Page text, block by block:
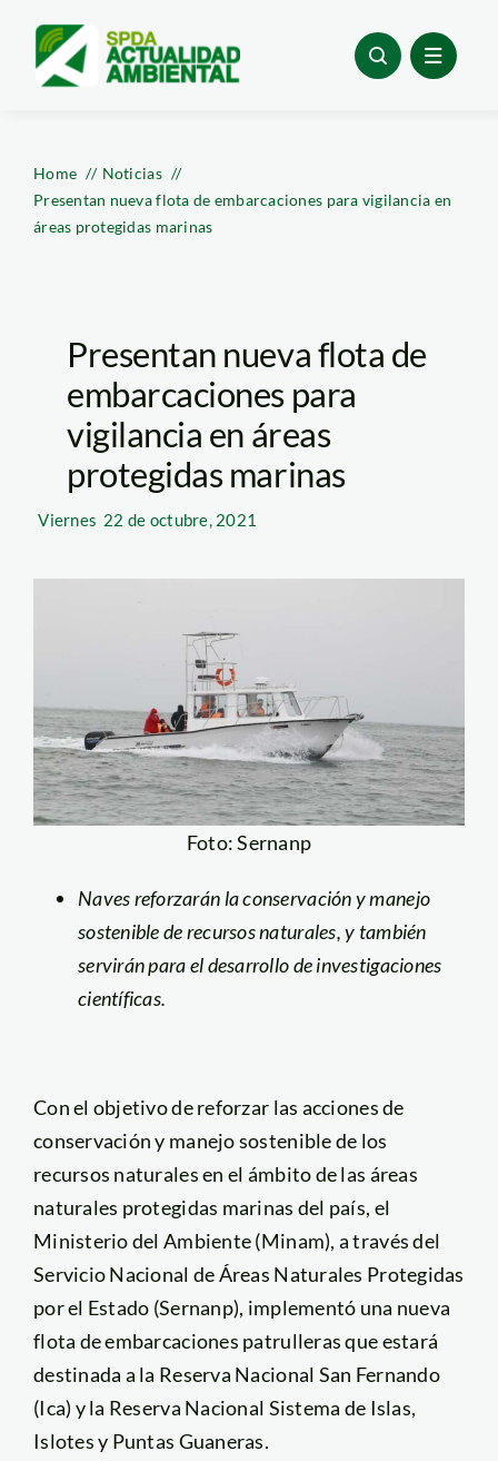
content
Home
Noticias
Presentan nueva flota de embarcaciones para vigilancia en
áreas protegidas marinas
Presentan nueva flota de
embarcaciones para
vigilancia en áreas
protegidas marinas
Viernes 22 de octubre, 2021
Foto: Sernanp
Naves reforzarán la conservación y manejo
sostenible de recursos naturales, y también
servirán para el desarrollo de investigaciones
científicas.
Con el objetivo de reforzar las acciones de
conservación y manejo sostenible de los
recursos naturales en el ámbito de las áreas
naturales protegidas marinas del país, el
Ministerio del Ambiente (Minam), a través del
Servicio Nacional de Áreas Naturales Protegidas
por el Estado (Sernanp), implementó una nueva
flota de embarcaciones patrulleras que estará
destinada a la Reserva Nacional San Fernando
(Ica) y la Reserva Nacional Sistema de Islas,
Islotes y Puntas Guaneras.